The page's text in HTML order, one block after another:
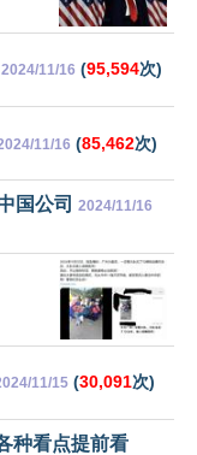
2024/11/16 (95,594次)
11/16 (85,462次)
国公司 2024/11/16
11/15 (30,091次)
种看点提前看